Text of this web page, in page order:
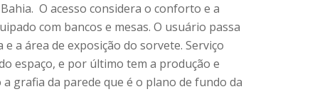
O acesso considera o conforto e a
com bancos e mesas. O usuário passa
a área de exposição do sorvete. Serviço
espaço, e por último tem a produção e
grafia da parede que é o plano de fundo da